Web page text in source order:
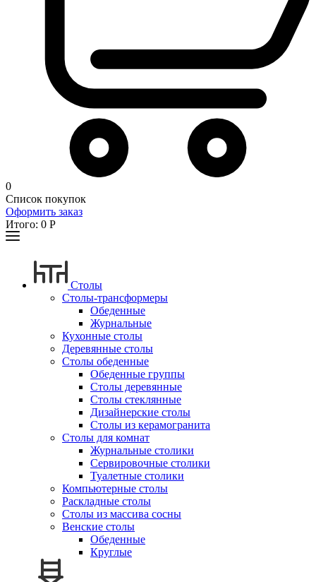
0
Список покупок
Оформить заказ
Итого: 0 Р
Столы
Столы-трансформеры
Обеденные
Журнальные
Кухонные столы
Деревянные столы
Столы обеденные
Обеденные группы
Столы деревянные
Столы стеклянные
Дизайнерские столы
Столы из керамогранита
Столы для комнат
Журнальные столики
Сервировочные столики
Туалетные столики
Компьютерные столы
Раскладные столы
Столы из массива сосны
Венские столы
Обеденные
Круглые